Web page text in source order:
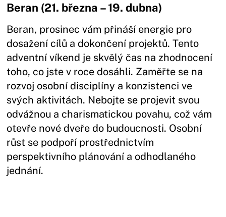
Beran (21. března – 19. dubna)
Beran, prosinec vám přináší energie pro
dosažení cílů a dokončení projektů. Tento
adventní víkend je skvělý čas na zhodnocení
toho, co jste v roce dosáhli. Zaměřte se na
rozvoj osobní disciplíny a konzistenci ve
svých aktivitách. Nebojte se projevit svou
odvážnou a charismatickou povahu, což vám
otevře nové dveře do budoucnosti. Osobní
růst se podpoří prostřednictvím
perspektivního plánování a odhodlaného
jednání.